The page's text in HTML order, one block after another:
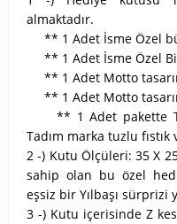
almaktadır.
** 1 Adet İsme Özel
** 1 Adet İsme Özel
** 1 Adet Motto
** 1 Adet Motto
** 1 Adet pakette
Tadım marka tuzlu fıstık
2 -) Kutu Ölçüleri: 35 X
sahip olan bu özel
eşsiz bir Yılbaşı sürprizi
3 -) Kutu içerisinde Z